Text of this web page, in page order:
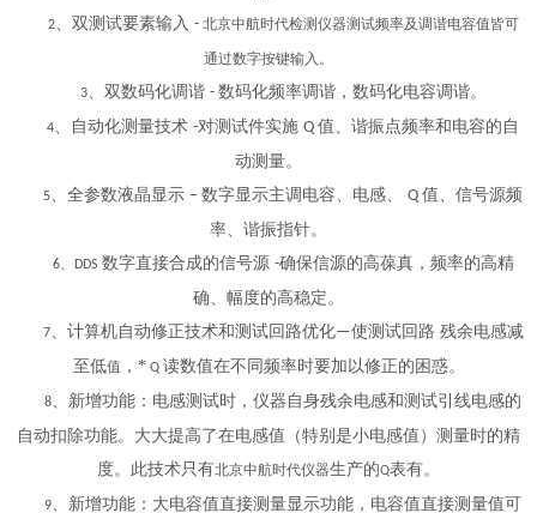
2、双测试要素输入 - 北京中航时代检测仪器测试频率及调谐电容值皆可
通过数字按键输入。
3、双数码化调谐 - 数码化频率调谐，数码化电容调谐。
4、自动化测量技术 -对测试件实施 Q 值、谐振点频率和电容的自
动测量。
5、全参数液晶显示 – 数字显示主调电容、电感、 Q 值、信号源频
率、谐振指针。
6、 DDS 数字直接合成的信号源 -确保信源的高葆真，频率的高精
确、幅度的高稳定。
7、计算机自动修正技术和测试回路优化—使测试回路 残余电感减
至低值 ，* Q 读数值在不同频率时要加以修正的困惑。
8、新增功能：电感测试时，仪器自身残余电感和测试引线电感的
自动扣除功能。大大提高了在电感值（特别是小电感值）测量时的精
度。此技术只有北京中航时代仪器生产的Q表有。
9、新增功能：大电容值直接测量显示功能，电容值直接测量值可